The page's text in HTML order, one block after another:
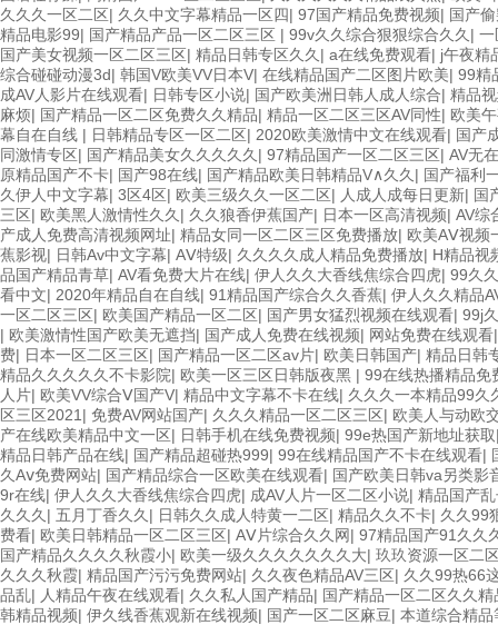
久久久一区二区| 久久中文字幕精品一区四| 97国产精品免费视频| 国产
精品电影99| 国产精品产品一区二区三区 | 99v久久综合狠狠综合久久 | 一
国产美女视频一区二区三区| 精品日韩专区久久 | a在线免费观看| j午夜精
综合碰碰动漫3d| 韩国V欧美VV日本V| 在线精品国产二区图片欧美| 99精
成AV人影片在线观看| 日韩专区小说| 国产欧美洲日韩人成人综合| 精品
麻烦| 国产精品一区二区免费久久精品| 精品一区二区三区AV同性| 欧美
幕自在自线 | 日韩精品专区一区二区| 2020欧美激情中文在线观看| 国产
同激情专区| 国产精品美女久久久久久 | 97精品国产一区二区三区| AV无
原精品国产不卡| 国产98在线| 国产精品欧美日韩精品V∧久久 | 国产福利
久伊人中文字幕| 3区4区| 欧美三级久久一区二区| 人成人成每日更新| 国
三区| 欧美黑人激情性久久 | 久久狼香伊蕉国产| 日本一区高清视频| AV综
产成人免费高清视频网址| 精品女同一区二区三区免费播放| 欧美AⅤ视频
蕉影视| 日韩Av中文字幕| AⅤ特级| 久久久久成人精品免费播放| H精品视
品国产精品青草| AV看免费大片在线| 伊人久久大香线焦综合四虎| 99久
看中文| 2020年精品自在自线| 91精品国产综合久久香蕉| 伊人久久精品
一区二区三区| 欧美国产精品一区二区| 国产男女猛烈视频在线观看| 99j
| 欧美激情性国产欧美无遮挡| 国产成人免费在线视频| 网站免费在线观看
费| 日本一区二区三区| 国产精品一区二区av片| 欧美日韩国产| 精品日韩
精品久久久久久不卡影院| 欧美一区三区日韩版夜黑 | 99在线热播精品免
人片| 欧美VV综合Ⅴ国产V| 精品中文字幕不卡在线| 久久久一本精品99久
区三区2021 | 免费AV网站国产| 久久久精品一区二区三区| 欧美人与动欧
产在线欧美精品中文一区| 日韩手机在线免费视频| 99e热国产新地址获取
精品日韩产品在线| 国产精品超碰热999| 99在线精品国产不卡在线观看|
久Aⅴ免费网站| 国产精品综合一区欧美在线观看| 国产欧美日韩va另类影
9r在线| 伊人久久大香线焦综合四虎| 成AV人片一区二区小说| 精品国产
久久久 | 五月丁香久久 | 日韩久久成人特黄一二区| 精品久久不卡| 久久99
费看| 欧美日韩精品一区二区三区| AⅤ片综合久久网| 97精品国产91久久
国产精品久久久久秋霞小| 欧美一级久久久久久久久大| 玖玖资源一区二
久久久秋霞| 精品国产污污免费网站| 久久夜色精品AV三区| 久久99热66
品乱| 人精品午夜在线观看| 久久私人国产精品| 国产精品一区二区久久精
韩精品视频| 伊久线香蕉观新在线视频| 国产一区二区麻豆| 本道综合精品